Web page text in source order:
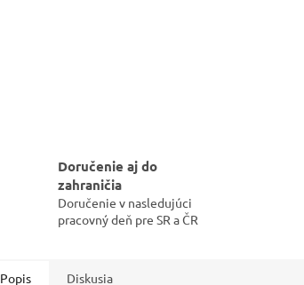
Doručenie aj do
zahraničia
Doručenie v nasledujúci
pracovný deň pre SR a ČR
Popis Diskusia